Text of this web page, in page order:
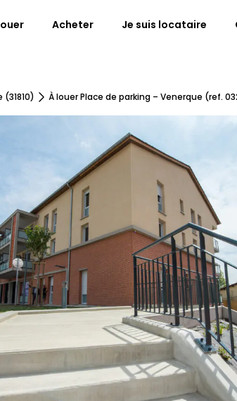
Acheter Je suis locataire
À louer Place de parking – Venerque (ref.